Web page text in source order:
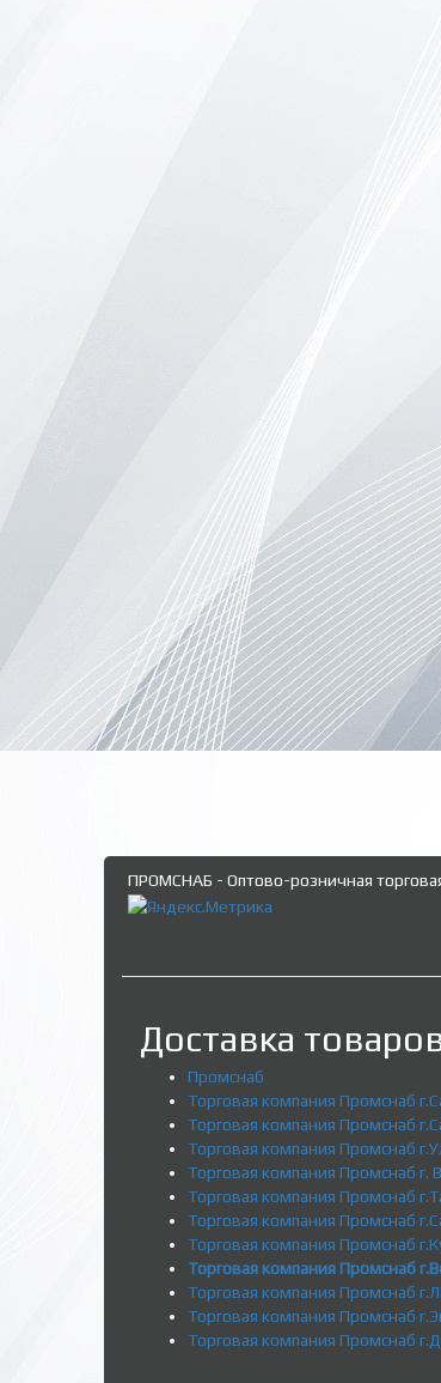
ПРОМСНАБ - Оптово-розничная
Доставка
Промснаб
Торговая компания Промснаб
Торговая компания Промснаб
Торговая компания Промснаб
Торговая компания Промснаб г.
Торговая компания Промснаб
Торговая компания Промснаб
Торговая компания Промснаб
Торговая компания Промснаб
Торговая компания Промснаб
Торговая компания Промснаб
Торговая компания Промснаб